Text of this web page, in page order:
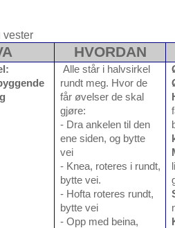
vester
HVORDAN
Alle står i halvsirkel
rundt meg. Hvor de
får øvelser de skal
gjøre:
- Dra ankelen til den
ene siden, og bytte
vei
- Knea, roteres i rundt,
bytte vei.
- Hofta roteres rundt,
bytte vei
- Opp med beina,